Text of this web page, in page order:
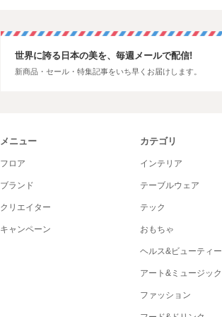
世界に誇る日本の美を、毎週メールで配信!
新商品・セール・特集記事をいち早くお届けします。
メニュー
フロア
ブランド
クリエイター
キャンペーン
カテゴリ
インテリア
テーブルウェア
テック
おもちゃ
ヘルス&ビューティー
アート&ミュージック
ファッション